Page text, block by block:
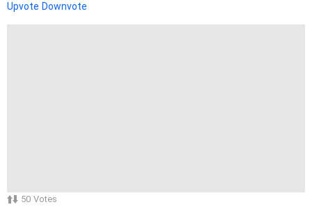
Upvote Downvote
50 Votes